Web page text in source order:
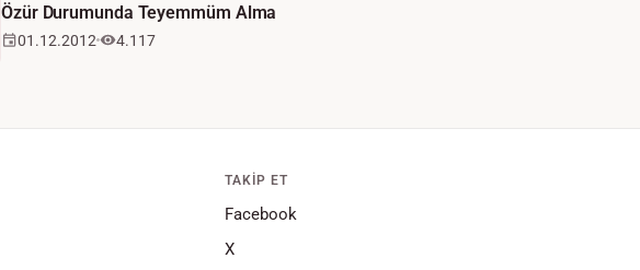
Özür Durumunda Teyemmüm Alma
01.12.2012 4.117
TAKIP ET
Facebook
X